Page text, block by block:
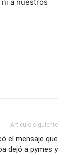
a nuestros
Artículo siguiente
el mensaje que
dejó a pymes y